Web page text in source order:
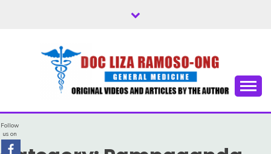
DOC LIZA RAMOSO-
Follow
us on